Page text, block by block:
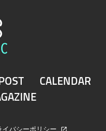
CALENDAR
イバシーポリシー